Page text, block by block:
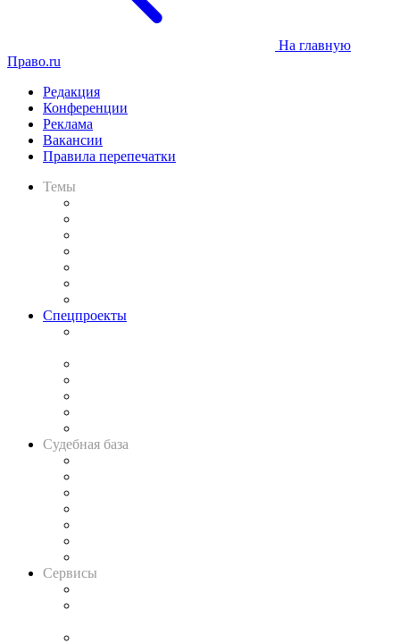
На главную
Право.ru
Редакция
Конференции
Реклама
Вакансии
Правила перепечатки
Темы
Спецпроекты
Судебная база
Сервисы